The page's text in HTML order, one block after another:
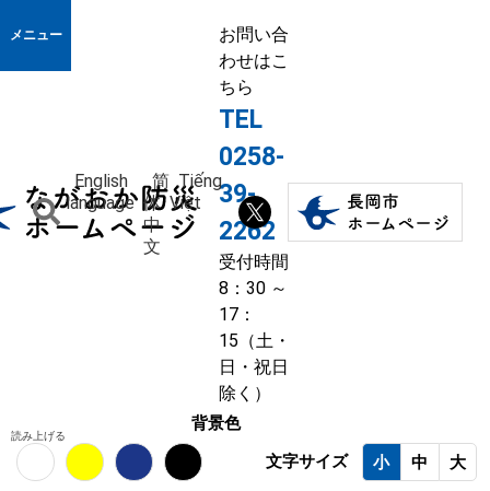
メニュー
お問い合
わせはこ
ちら
TEL
0258-
39-
2262
受付時間
8：30 ～
17：
15（土・
日・祝日
除く）
English
language
简
体
中
文
Tiếng
Việt
読み上げる
背景色
文字サイズ
小 中 大